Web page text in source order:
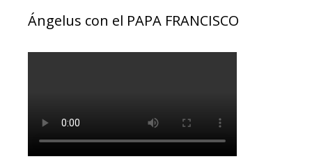
Ángelus con el PAPA FRANCISCO